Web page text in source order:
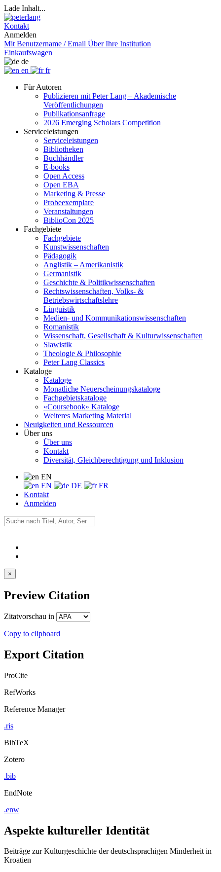
Lade Inhalt...
Kontakt
Anmelden
Mit Benutzername / Email Über Ihre Institution
Einkaufswagen
de
en
fr
Für Autoren
Publizieren mit Peter Lang – Akademische
Veröffentlichungen
Publikationsanfrage
2026 Emerging Scholars Competition
Serviceleistungen
Serviceleistungen
Bibliotheken
Buchhändler
E-books
Open Access
Open EBA
Marketing & Presse
Probeexemplare
Veranstaltungen
BiblioCon 2025
Fachgebiete
Fachgebiete
Kunstwissenschaften
Pädagogik
Anglistik – Amerikanistik
Germanistik
Geschichte & Politikwissenschaften
Rechtswissenschaften, Volks- &
Betriebswirtschaftslehre
Linguistik
Medien- und Kommunikationswissenschaften
Romanistik
Wissenschaft, Gesellschaft & Kulturwissenschaften
Slawistik
Theologie & Philosophie
Peter Lang Classics
Kataloge
Kataloge
Monatliche Neuerscheinungskataloge
Fachgebietskataloge
«Coursebook» Kataloge
Weiteres Marketing Material
Neuigkeiten und Ressourcen
Über uns
Über uns
Kontakt
Diversität, Gleichberechtigung und Inklusion
EN
EN
DE
FR
Kontakt
Anmelden
×
Preview Citation
Zitatvorschau in
Copy to clipboard
Export Citation
ProCite
RefWorks
Reference Manager
.ris
BibTeX
Zotero
.bib
EndNote
.enw
Aspekte kultureller Identität
Beiträge zur Kulturgeschichte der deutschsprachigen Minderheit in
Kroatien